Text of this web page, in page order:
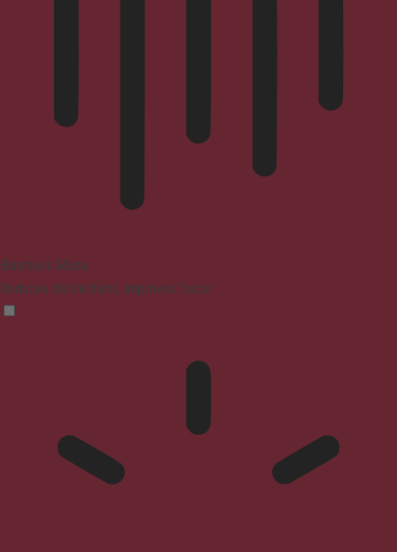
Blindness Mode
Reduces distractions, improves focus